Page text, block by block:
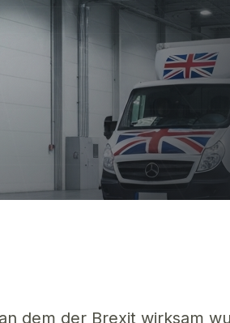
– jeder nun ein Nicht-EU-Hersteller mit
dem der Brexit wirksam